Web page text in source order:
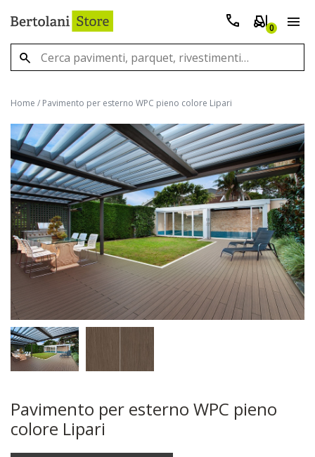
0
Home / Pavimento per esterno WPC pieno colore Lipari
Pavimento per esterno WPC pieno
colore Lipari